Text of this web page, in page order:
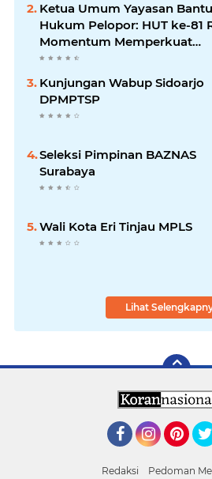
Ketua Umum Yayasan
Hukum Pelopor: HUT ke-81
Momentum Memperkuat
Keadilan, Persatuan, dan
Pengabdian kepada
Kunjungan Wabup Sidoarjo
DPMPTSP
Seleksi Pimpinan BAZNAS
Surabaya
Wali Kota Eri Tinjau MPLS
Lihat
Redaksi Pedoman